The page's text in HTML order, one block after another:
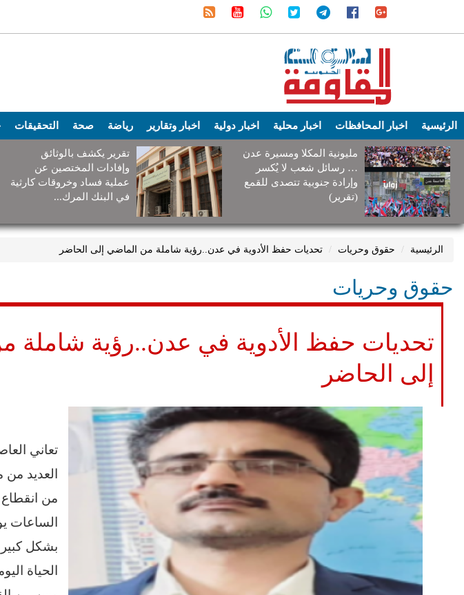
الرئيسية اخبار المحافظات اخبار محلية اخبار دولية اخبار وتقارير رياضة صحة التحقيقات
مليونية المكلا ومسيرة عدن
… رسائل شعب لا يُكسر
وإرادة جنوبية تتصدى للقمع
(تقرير)
تقرير يكشف بالوثائق
وإفادات المختصين عن
عملية فساد وخروقات كارثية
في البنك المرك...
الرئيسية حقوق وحريات تحديات حفظ الأدوية في عدن..رؤية شاملة من الماضي إلى الحاضر
حقوق وحريات
تحديات حفظ الأدوية في عدن..رؤية شاملة
إلى الحاضر
تعاني
العديد
من
الساعات
بشكل
الحياة